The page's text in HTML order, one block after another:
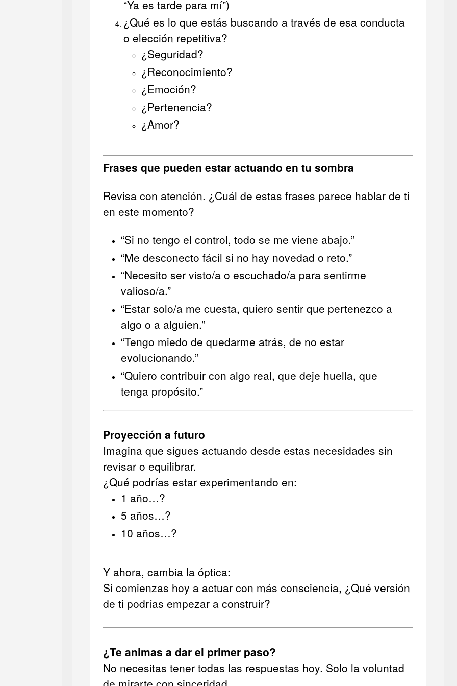
“Ya es tarde para mí”)
¿Qué es lo que estás buscando a través de esa conducta
o elección repetitiva?
¿Seguridad?
¿Reconocimiento?
¿Emoción?
¿Pertenencia?
¿Amor?
Frases que pueden estar actuando en tu sombra
Revisa con atención. ¿Cuál de estas frases parece hablar de ti
en este momento?
“Si no tengo el control, todo se me viene abajo.”
“Me desconecto fácil si no hay novedad o reto.”
“Necesito ser visto/a o escuchado/a para sentirme
valioso/a.”
“Estar solo/a me cuesta, quiero sentir que pertenezco a
algo o a alguien.”
“Tengo miedo de quedarme atrás, de no estar
evolucionando.”
“Quiero contribuir con algo real, que deje huella, que
tenga propósito.”
Proyección a futuro
Imagina que sigues actuando desde estas necesidades sin
revisar o equilibrar.
¿Qué podrías estar experimentando en:
1 año…?
5 años…?
10 años…?
Y ahora, cambia la óptica:
Si comienzas hoy a actuar con más consciencia, ¿Qué versión
de ti podrías empezar a construir?
¿Te animas a dar el primer paso?
No necesitas tener todas las respuestas hoy. Solo la voluntad